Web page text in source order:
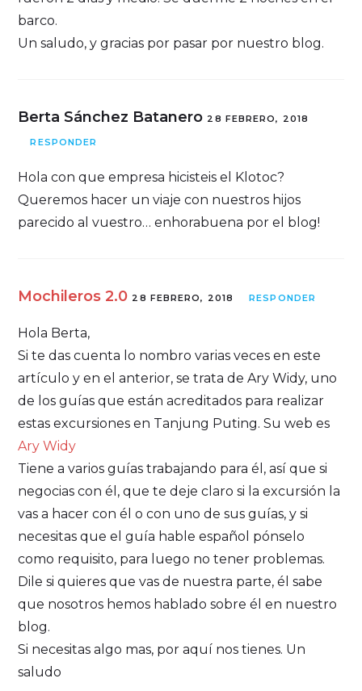
barco.
Un saludo, y gracias por pasar por nuestro blog.
Berta Sánchez Batanero 28 FEBRERO, 2018
RESPONDER
Hola con que empresa hicisteis el Klotoc?
Queremos hacer un viaje con nuestros hijos
parecido al vuestro… enhorabuena por el blog!
Mochileros 2.0 28 FEBRERO, 2018 RESPONDER
Hola Berta,
Si te das cuenta lo nombro varias veces en este
artículo y en el anterior, se trata de Ary Widy, uno
de los guías que están acreditados para realizar
estas excursiones en Tanjung Puting. Su web es
Ary Widy
Tiene a varios guías trabajando para él, así que si
negocias con él, que te deje claro si la excursión la
vas a hacer con él o con uno de sus guías, y si
necesitas que el guía hable español pónselo
como requisito, para luego no tener problemas.
Dile si quieres que vas de nuestra parte, él sabe
que nosotros hemos hablado sobre él en nuestro
blog.
Si necesitas algo mas, por aquí nos tienes. Un
saludo